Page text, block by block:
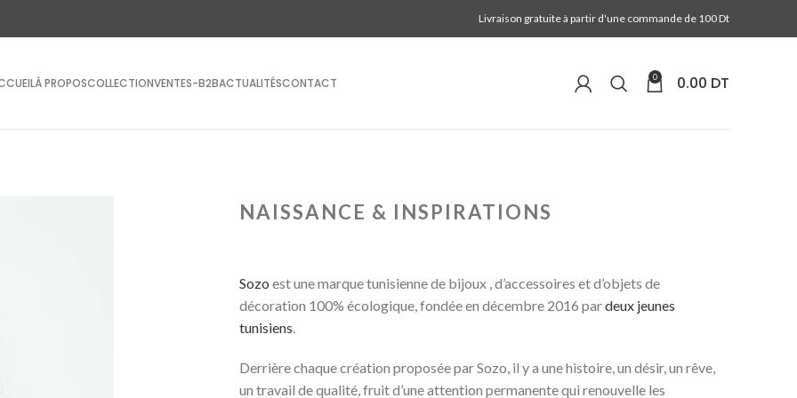
Livraison gratuite à partir d'une commande de 100 Dt
À PROPOSCOLLECTIONVENTES-B2BACTUALITÉSCONTACT 0 0.00 DT
NAISSANCE & INSPIRATIONS
Sozo est une marque tunisienne de bijoux , d’accessoires et d’objets de
décoration 100% écologique, fondée en décembre 2016 pardeux jeunes
tunisiens.
Derrière chaque création proposée par Sozo, il y a une histoire, un désir, un rêve,
un travail de qualité, fruit d’une attention permanente qui renouvelle les